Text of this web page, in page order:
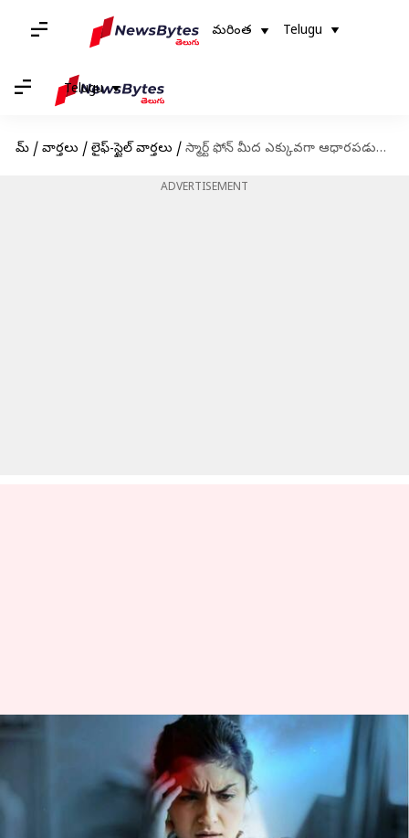
మరింత Telugu
Telugu
హోమ్ / వార్తలు / లైఫ్-స్టైల్ వార్తలు / స్మార్ట్ ఫోన్ మీద ఎక్కువగా ఆధారపడుతున్నారా? మెదడు పనితీరు ఎలా దెబ్బతింటుందో తెలుసుకోండి
ADVERTISEMENT
స్మార్ట్ ఫోన్ మీద ఎక్కువగా
ఆధారపడుతున్నారా? మెదడు
పనితీరు ఎలా దెబ్బతింటుందో
తెలుసుకోండి